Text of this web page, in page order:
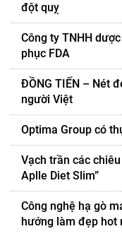
đột quỵ
Công ty TNHH
phục FDA
ĐỒNG TIẾN – Nét
người Việt
Optima Group có
Vạch trần các
Aplle Diet Slim”
Công nghệ hạ gò
hướng làm đẹp hot